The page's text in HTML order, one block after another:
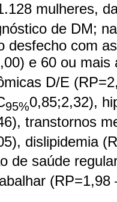
mulheres,
de DM;
desfecho com
e 60 ou mais
D/E
95%0,85;2,32),
transtornos
dislipidemia
de saúde
(RP=1,98